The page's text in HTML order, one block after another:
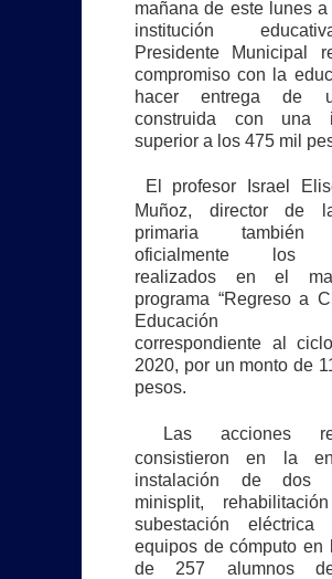
mañana de este lunes
institución
Presidente Municipal
compromiso con la
hacer entrega de
construida con una
superior a los 475 mil
El profesor Israel
Muñoz, director de
primaria también
oficialmente los
realizados en el
programa “Regreso a
Educación
correspondiente al
2020, por un monto de
pesos.
Las acciones
consistieron en la
instalación de dos
minisplit,
subestación
equipos de cómputo en
de 257 alumnos